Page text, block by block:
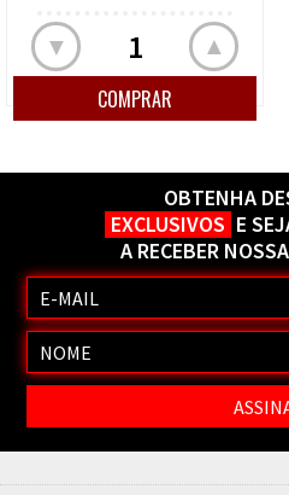
▲
▼
OBTENHA
EXCLUSIVOS E
A RECEBER